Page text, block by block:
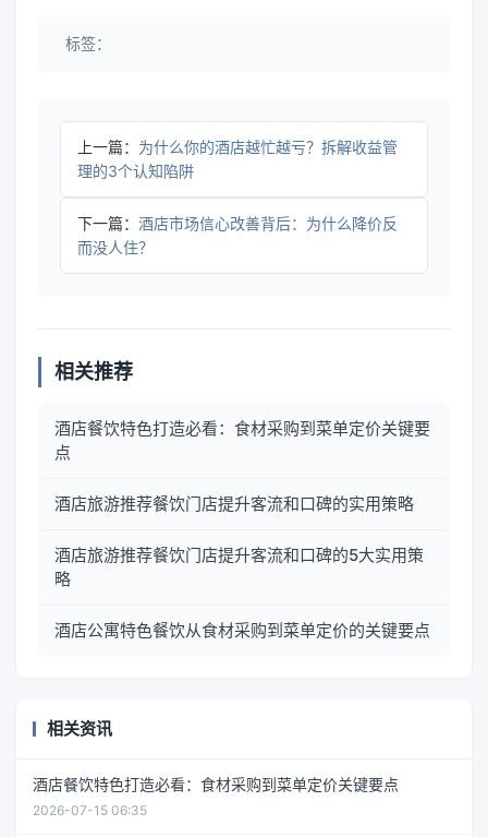
标签：
上一篇： 为什么你的酒店越忙越亏？拆解收益管
理的3个认知陷阱
下一篇： 酒店市场信心改善背后：为什么降价反
而没人住？
相关推荐
酒店餐饮特色打造必看：食材采购到菜单定价关键要
点
酒店旅游推荐餐饮门店提升客流和口碑的实用策略
酒店旅游推荐餐饮门店提升客流和口碑的5大实用策
略
酒店公寓特色餐饮从食材采购到菜单定价的关键要点
相关资讯
酒店餐饮特色打造必看：食材采购到菜单定价关键要点
2026-07-15 06:35